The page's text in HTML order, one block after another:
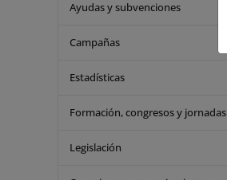
Ayudas y subvenciones
Campañas
Estadísticas
Formación, congresos y jornadas
Legislación